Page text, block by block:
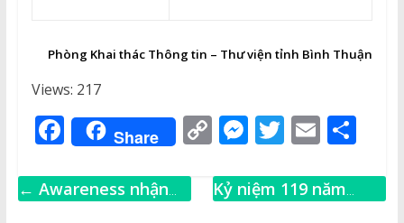
Phòng Khai thác Thông tin – Thư viện tỉnh Bình Thuận
Views: 217
F
a
c
Share C
p
M
ss
T
it
E
ai
S
ar
← Awareness nhận
Kỷ niệm 119 năm